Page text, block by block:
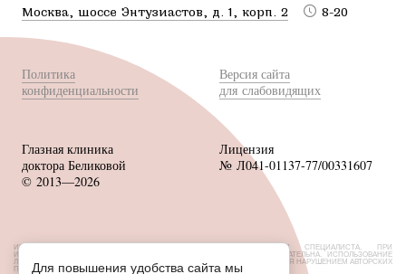
Москва, шоссе Энтузиастов, д. 1, корп. 2 8-20
Политика
конфиденциальности
Версия сайта
для слабовидящих
Глазная клиника
доктора Беликовой
© 2013—2026
Лицензия
№ Л041-01137-77/00331607
ИМЕЮТСЯ ПРОТИВОПОКАЗАНИЯ, НЕОБХОДИМА КОНСУЛЬТАЦИЯ СПЕЦИАЛИСТА. ПРИ
ИСПОЛЬЗОВАНИИ МАТЕРИАЛОВ САЙТА ССЫЛКА НА ИСТОЧНИК ОБЯЗАТЕЛЬНА. ИСПОЛЬЗОВАНИЕ
ЛЮБЫХ МАТЕРИАЛОВ БЕЗ СОГЛАСОВАНИЯ С ВЛАДЕЛЬЦЕМ САЙТА ЯВЛЯЕТСЯ НАРУШЕНИЕМ АВТОРСКИХ
ПРАВ.Для повышения удобства сайта мы